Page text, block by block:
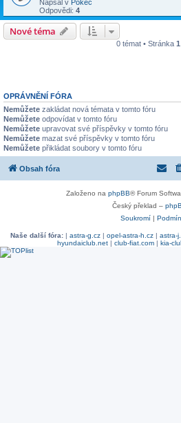
Napsal v Pokec
Odpovědi: 4
Nové téma
0 témat • Stránka 1
OPRÁVNĚNÍ FÓRA
Nemůžete zakládat nová témata v tomto fóru
Nemůžete odpovídat v tomto fóru
Nemůžete upravovat své příspěvky v tomto fóru
Nemůžete mazat své příspěvky v tomto fóru
Nemůžete přikládat soubory v tomto fóru
Obsah fóra
Založeno na phpBB® Forum
Český překlad –
Soukromí|
Naše další fóra: | astra-g.cz | opel-astra-h.cz | astra-
hyundaiclub.net| club-fiat.com| kia-